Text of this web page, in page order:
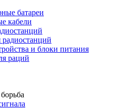
батареи
кабели
радиостанций
и блоки питания
раций